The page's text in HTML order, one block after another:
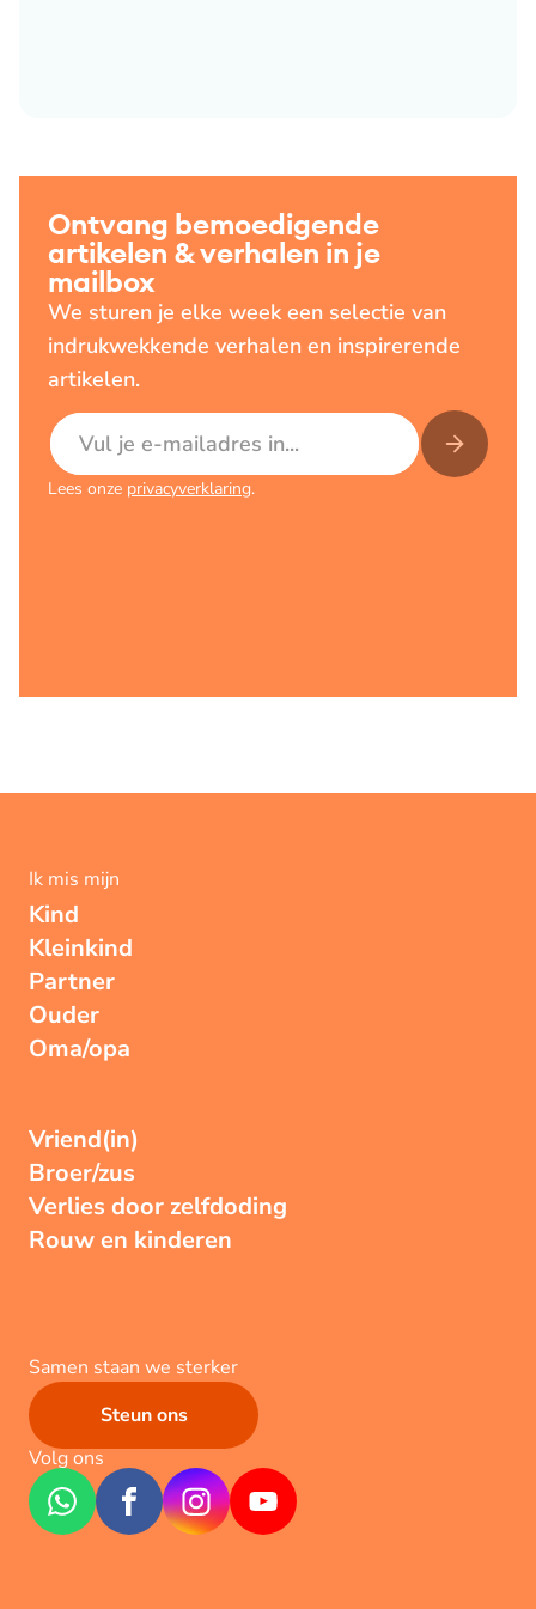
Ontvang bemoedigende
artikelen & verhalen in je
mailbox
We sturen je elke week een selectie van
indrukwekkende verhalen en inspirerende
artikelen.
E-mailadres
Lees onze privacyverklaring.
Ik mis mijn
Kind
Kleinkind
Partner
Ouder
Oma/opa
Vriend(in)
Broer/zus
Verlies door zelfdoding
Rouw en kinderen
Samen staan we sterker
Steun ons
Volg ons